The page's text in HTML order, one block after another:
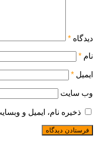
دیدگاه *
نام *
ایمیل *
وب‌ سایت
ذخیره نام، ایمیل و